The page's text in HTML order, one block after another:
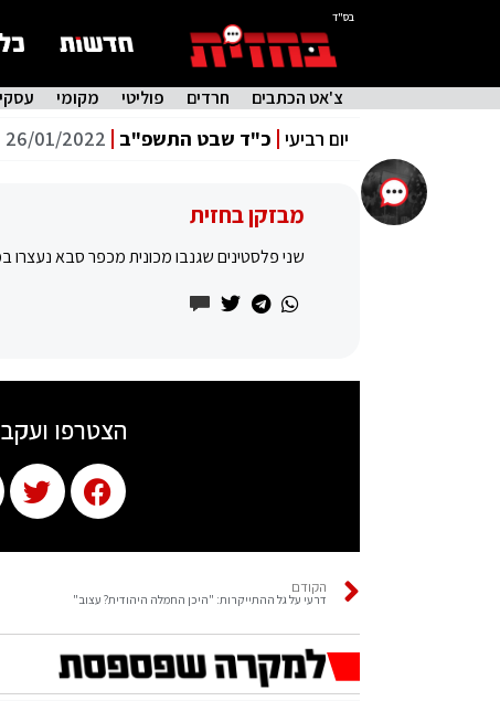
בס"ד
צ'אט הכתבים חרדים פוליטי מקומי
יום רביעי כ"ד שבט התשפ"ב 26/01/2022
מבזקן בחזית
שני פלסטינים שגנבו מכונית מכפר סבא
הצטרפו
הקודם
דרעי על גל ההתייקרות: "היכן החמלה היהודית? עצוב"